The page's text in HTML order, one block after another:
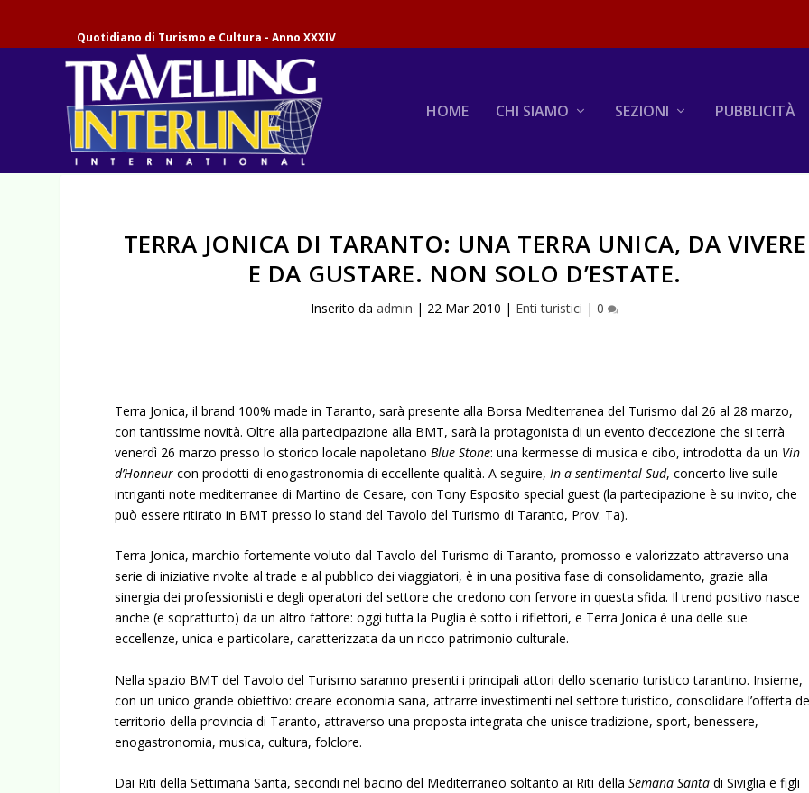
Quotidiano di Turismo e Cultura - Anno XXXIV
HOME CHI SIAMO SEZIONI PUBBLICITÀ
TERRA JONICA DI TARANTO: UNA TERRA UNICA, DA VIVERE
E DA GUSTARE. NON SOLO D’ESTATE.
Inserito daadmin | 22 Mar 2010 | Enti turistici |0
Terra Jonica, il brand 100% made in Taranto, sarà presente alla Borsa Mediterranea del Turismo dal 26 al 28 marzo,
con tantissime novità. Oltre alla partecipazione alla BMT, sarà la protagonista di un evento d’eccezione che si terrà
venerdì 26 marzo presso lo storico locale napoletano Blue Stone: una kermesse di musica e cibo, introdotta da un Vin
d’Honneur con prodotti di enogastronomia di eccellente qualità. A seguire, In a sentimental Sud, concerto live sulle
intriganti note mediterranee di Martino de Cesare, con Tony Esposito special guest (la partecipazione è su invito, che
può essere ritirato in BMT presso lo stand del Tavolo del Turismo di Taranto, Prov. Ta).
Terra Jonica, marchio fortemente voluto dal Tavolo del Turismo di Taranto, promosso e valorizzato attraverso una
serie di iniziative rivolte al trade e al pubblico dei viaggiatori, è in una positiva fase di consolidamento, grazie alla
sinergia dei professionisti e degli operatori del settore che credono con fervore in questa sfida. Il trend positivo nasce
anche (e soprattutto) da un altro fattore: oggi tutta la Puglia è sotto i riflettori, e Terra Jonica è una delle sue
eccellenze, unica e particolare, caratterizzata da un ricco patrimonio culturale.
Nella spazio BMT del Tavolo del Turismo saranno presenti i principali attori dello scenario turistico tarantino. Insieme,
con un unico grande obiettivo: creare economia sana, attrarre investimenti nel settore turistico, consolidare l’offerta
territorio della provincia di Taranto, attraverso una proposta integrata che unisce tradizione, sport, benessere,
enogastronomia, musica, cultura, folclore.
Dai Riti della Settimana Santa, secondi nel bacino del Mediterraneo soltanto ai Riti dellaSemana Santa di Siviglia e figli